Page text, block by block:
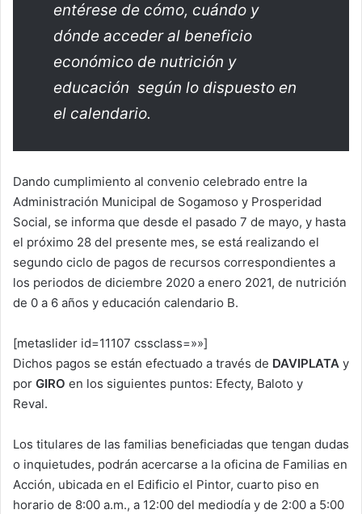
entérese de cómo, cuándo y
dónde acceder al beneficio
económico de nutrición y
educación según lo dispuesto en
el calendario.
Dando cumplimiento al convenio celebrado entre la
Administración Municipal de Sogamoso y Prosperidad
Social, se informa que desde el pasado 7 de mayo, y hasta
el próximo 28 del presente mes, se está realizando el
segundo ciclo de pagos de recursos correspondientes a
los periodos de diciembre 2020 a enero 2021, de nutrición
de 0 a 6 años y educación calendario B.
[metaslider id=11107 cssclass=»»]
Dichos pagos se están efectuado a través de DAVIPLATA y
por GIRO en los siguientes puntos: Efecty, Baloto y
Reval.
Los titulares de las familias beneficiadas que tengan dudas
o inquietudes, podrán acercarse a la oficina de Familias en
Acción, ubicada en el Edificio el Pintor, cuarto piso en
horario de 8:00 a.m., a 12:00 del mediodía y de 2:00 a 5:00